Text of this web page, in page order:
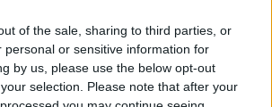
of the sale, sharing to third parties, or
personal or sensitive information for
by us, please use the below opt-out
selection. Please note that after your
šakala obecného